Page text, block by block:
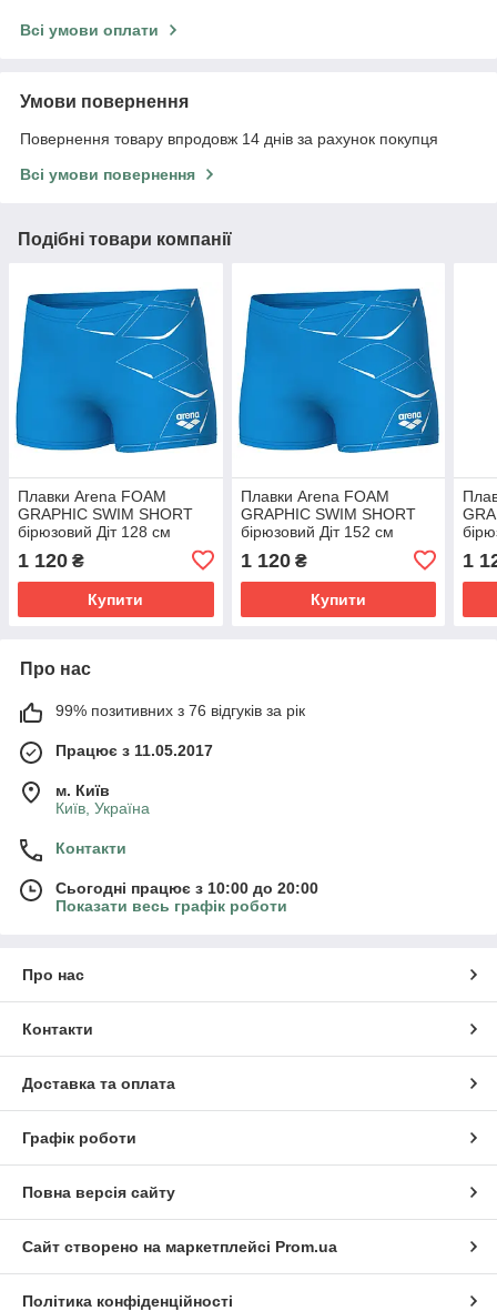
Всі умови оплати
Умови повернення
Повернення товару впродовж 14 днів за рахунок покупця
Всі умови повернення
Подібні товари компанії
Плавки Arena FOAM
GRAPHIC SWIM SHORT
бірюзовий Діт 128 см
1 120 ₴
Купити
Плавки Arena FOAM
GRAPHIC SWIM SHORT
бірюзовий Діт 152 см
1 120₴
Купити
1
Про нас
99% позитивних з 76 відгуків за рік
Працює з 11.05.2017
м. Київ
Київ, Україна
Контакти
Сьогодні працює з 10:00 до 20:00
Показати весь графік роботи
Про нас
Контакти
Доставка та оплата
Графік роботи
Повна версія сайту
Сайт створено на маркетплейсі Prom.ua
Політика конфіденційності